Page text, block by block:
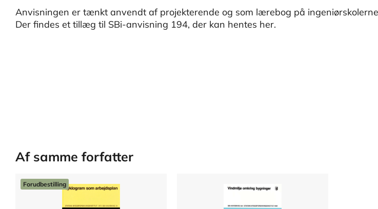
Anvisningen er tænkt anvendt af projekterende og som lærebog på
Der findes et tillæg til SBi-anvisning 194, der kan hentes her.
Af samme forfatter
Forudbestilling